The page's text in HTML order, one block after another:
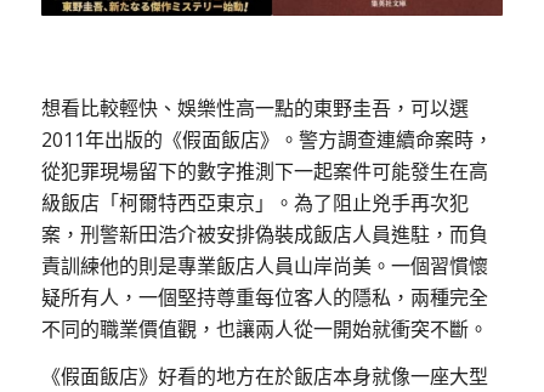
想看比較輕快、娛樂性高一點的東野圭吾，可以選
2011年出版的《假面飯店》。警方調查連續命案時，
從犯罪現場留下的數字推測下一起案件可能發生在高
級飯店「柯爾特西亞東京」。為了阻止兇手再次犯
案，刑警新田浩介被安排偽裝成飯店人員進駐，而負
責訓練他的則是專業飯店人員山岸尚美。一個習慣懷
疑所有人，一個堅持尊重每位客人的隱私，兩種完全
不同的職業價值觀，也讓兩人從一開始就衝突不斷。
《假面飯店》好看的地方在於飯店本身就像一座大型